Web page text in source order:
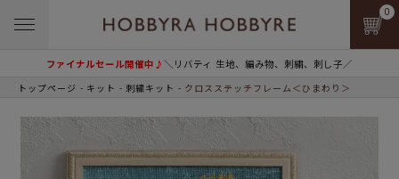
ファイナルセール開催中♪＼リバティ 生地、編み物、刺繍、刺し子／
0
トップページ キット 刺繍キット クロスステッチフレーム＜ひまわり＞